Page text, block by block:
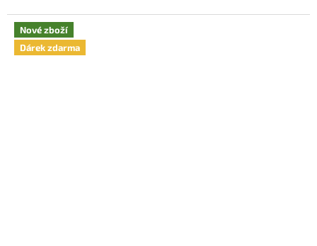
z
5
hvězdiček.
Nové zboží
Dárek zdarma